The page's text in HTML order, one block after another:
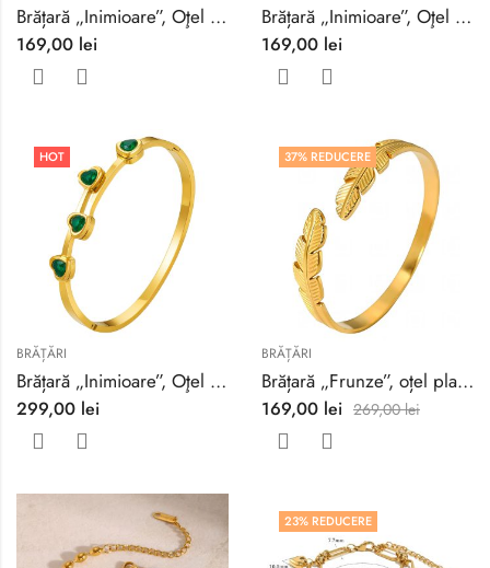
Brățară „Inimioare”, Oţel placat cu aur 18K
169,00 lei
Brățară „Inimioare”, Oţel placat cu aur 18K
169,00 lei
HOT
BRĂȚĂRI
Brățară „Inimioare”, Oţel placat cu aur 18K
299,00 lei
37% REDUCERE
BRĂȚĂRI
Brățară „Frunze”, oțel placat cu aur de 18K
169,00 lei 269,00lei
23% REDUCERE